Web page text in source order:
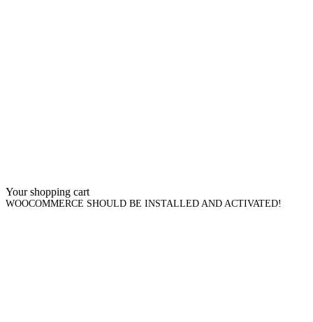
Your shopping cart
WOOCOMMERCE SHOULD BE INSTALLED AND ACTIVATED!